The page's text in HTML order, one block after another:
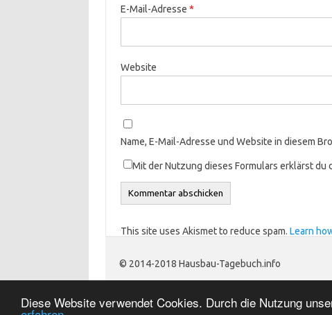
Diese Website verwendet Cookies. Durch die Nutzung
E-Mail-Adresse *
Website
Name, E-Mail-Adresse und Website in diesem
Mit der Nutzung dieses Formulars erklärst du
This site uses Akismet to reduce spam. Learn
© 2014-2018 Hausbau-Tagebuch.info